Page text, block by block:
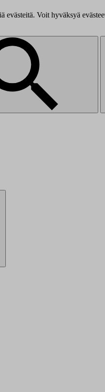
Voit hyväksyä